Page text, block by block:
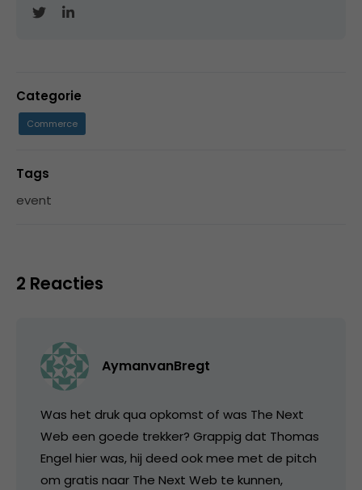
Categorie
Commerce
Tags
event
2 Reacties
AymanvanBregt
Was het druk qua opkomst of was The Next
Web een goede trekker? Grappig dat Thomas
Engel hier was, hij deed ook mee met de pitch
om gratis naar The Next Web te kunnen,